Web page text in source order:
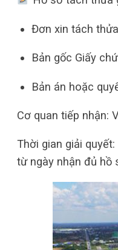
Đơn xin tách
Bản gốc Giấy
Bản án hoặc
Cơ quan tiếp nhận:
Thời gian giải
từ ngày nhận đủ hồ